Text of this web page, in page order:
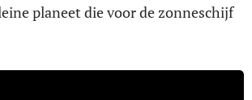
planeet die voor de zonneschijf